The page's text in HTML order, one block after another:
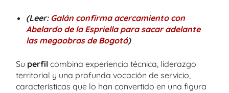
(Leer: Galán confirma acercamiento con
Abelardo de la Espriella para sacar adelante
las megaobras de Bogotá)
Su perfil combina experiencia técnica, liderazgo
territorial y una profunda vocación de servicio,
características que lo han convertido en una figura